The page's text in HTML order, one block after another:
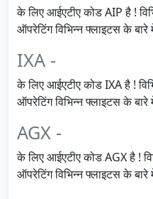
के लिए आईएटीए कोड AIP है !
ऑपरेटिंग विभिन्न फ्लाइटस के बारे
IXA -
के लिए आईएटीए कोड IXA है !
ऑपरेटिंग विभिन्न फ्लाइटस के बारे
AGX -
के लिए आईएटीए कोड AGX है !
ऑपरेटिंग विभिन्न फ्लाइटस के बारे